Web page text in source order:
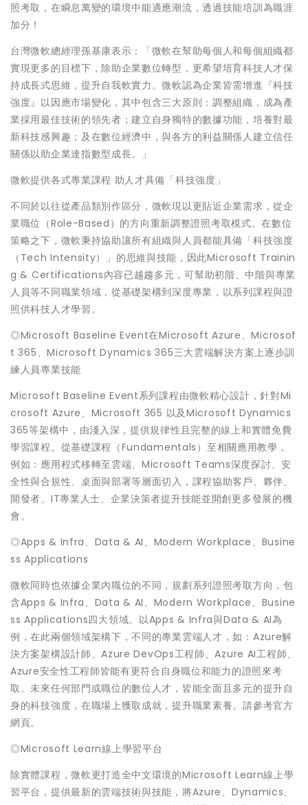
照考取，在瞬息萬變的環境中能適應潮流，透過技能培訓為職涯
加分！
台灣微軟總經理孫基康表示：「微軟在幫助每個人和每個組織都
實現更多的目標下，除助企業數位轉型，更希望培育科技人才保
持成長式思維，提升自我軟實力。微軟認為企業皆需增進『科技
強度』以因應市場變化，其中包含三大原則：調整組織，成為產
業採用最佳技術的領先者；建立自身獨特的數據功能，培養對最
新科技感興趣；及在數位經濟中，與各方的利益關係人建立信任
關係以助企業達指數型成長。」
微軟提供各式專業課程 助人才具備「科技強度」
不同於以往從產品類別作區分，微軟現以更貼近企業需求，從企
業職位（Role-Based）的方向重新調整證照考取模式。在數位
策略之下，微軟秉持協助讓所有組織與人員都能具備「科技強度
（Tech Intensity）」的思維與技能，因此Microsoft Trainin
g & Certifications內容已越趨多元，可幫助初階、中階與專業
人員等不同職業領域，從基礎架構到深度專業，以系列課程與證
照供科技人才學習。
◎Microsoft Baseline Event在Microsoft Azure、Microsof
t 365、Microsoft Dynamics 365三大雲端解決方案上逐步訓
練人員專業技能
Microsoft Baseline Event系列課程由微軟精心設計，針對Mi
crosoft Azure、Microsoft 365 以及Microsoft Dynamics
365等架構中，由淺入深，提供規律性且完整的線上和實體免費
學習課程。從基礎課程（Fundamentals）至相關應用教學，
例如：應用程式移轉至雲端、Microsoft Teams深度探討、安
全性與合規性、桌面與部署等層面切入，課程協助客戶、夥伴、
開發者、IT專業人士、企業決策者提升技能並開創更多發展的機
會。
◎Apps & Infra、Data & AI、Modern Workplace、Busine
ss Applications
微軟同時也依據企業內職位的不同，規劃系列證照考取方向，包
含Apps & Infra、Data & AI、Modern Workplace、Busine
ss Applications四大領域。以Apps & Infra與Data & AI為
例，在此兩個領域架構下，不同的專業雲端人才，如：Azure解
決方案架構設計師、Azure DevOps工程師、Azure AI工程師、
Azure安全性工程師皆能有更符合自身職位和能力的證照來考
取。未來任何部門或職位的數位人才，皆能全面且多元的提升自
身的科技強度，在職場上獲取成就，提升職業素養。請參考官方
網頁。
◎Microsoft Learn線上學習平台
除實體課程，微軟更打造全中文環境的Microsoft Learn線上學
習平台，提供最新的雲端技術與技能，將Azure、Dynamics、